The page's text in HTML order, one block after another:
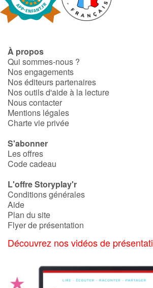
Fable, mythe, littérature et poésie
Ogres, monstres et sorcières
Héroïnes et héros
Écologie, nature, saisons
Les animaux
Voyage, épopée, enquête, aventure
Autour du monde
Apprentissage
Art, espace, activité
En famille
À propos
Qui sommes-nous ?
Nos engagements
Nos éditeurs partenaires
Nos outils d'aide à la lecture
Nous contacter
Mentions légales
Charte vie privée
S'abonner
Les offres
Code cadeau
L'offre Storyplay'r
Conditions générales
Aide
Plan du site
Flyer de présentation
Découvrez nos vidéos de